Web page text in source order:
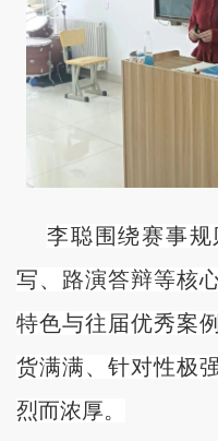
李聪围绕赛事
写、路演答辩等核
特色与往届优秀案
货满满、针对性极
烈而浓厚。